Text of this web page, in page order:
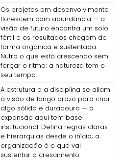
Os projetos em desenvolvimento
florescem com abundância — a
visão de futuro encontra um solo
fértil e os resultados chegam de
forma orgânica e sustentada.
Nutra o que está crescendo sem
forçar o ritmo; a natureza tem o
seu tempo.
A estrutura e a disciplina se aliam
à visão de longo prazo para criar
algo sólido e duradouro — a
expansão aqui tem base
institucional. Defina regras claras
e hierarquias desde o início; a
organização é o que vai
sustentar o crescimento.